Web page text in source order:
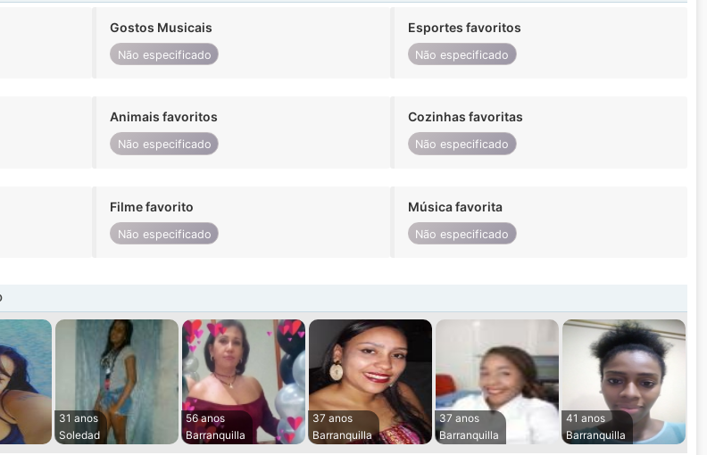
Gostos Musicais
Não especificado
Esportes favoritos
Não especificado
Animais favoritos
Não especificado
Cozinhas favoritas
Não especificado
Filme favorito
Não especificado
Música favorita
Não especificado
31 anos
Soledad
56 anos
Barranquilla
37 anos
Barranquilla
37 anos
Barranquilla
41 anos
Barranquilla